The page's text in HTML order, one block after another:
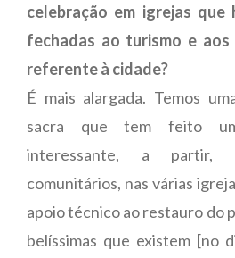
celebração em igrejas que
fechadas ao turismo e aos
referente à cidade?
É mais alargada. Temos
sacra que tem feito
interessante, a
comunitários, nas várias
apoio técnico ao restauro do
belíssimas que existem [no